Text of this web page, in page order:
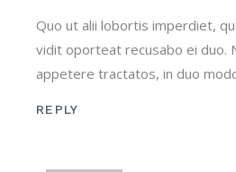
Quo ut alii lobortis imperdiet,
vidit oporteat recusabo ei duo.
appetere tractatos, in duo
REPLY